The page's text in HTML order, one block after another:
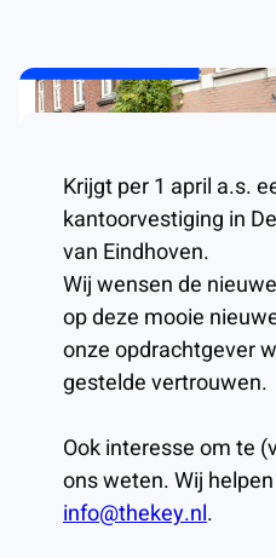
Krijgt per 1 april a.s.
kantoorvestiging in
van Eindhoven.
Wij wensen de
op deze mooie
onze opdrachtgever
gestelde vertrouwen.
Ook interesse om te
ons weten. Wij
info@thekey.nl.